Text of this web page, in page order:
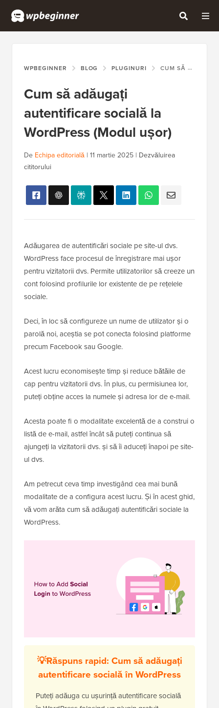
WPBEGINNER BLOG PLUGINURI CUM SĂ ADĂUGAȚI AUTENTIFICARE SOCIALĂ LA WORDPRESS (MODUL UȘOR)
Cum să adăugați
autentificare socială la
WordPress (Modul ușor)
De Echipa editorială | 11 martie 2025 | Dezvăluirea
cititorului
Adăugarea de autentificări sociale pe site-ul dvs.
WordPress face procesul de înregistrare mai ușor
pentru vizitatorii dvs. Permite utilizatorilor să creeze un
cont folosind profilurile lor existente de pe rețelele
sociale.
Deci, în loc să configureze un nume de utilizator și o
parolă noi, aceștia se pot conecta folosind platforme
precum Facebook sau Google.
Acest lucru economisește timp și reduce bătăile de
cap pentru vizitatorii dvs. În plus, cu permisiunea lor,
puteți obține acces la numele și adresa lor de e-mail.
Acesta poate fi o modalitate excelentă de a construi o
listă de e-mail, astfel încât să puteți continua să
ajungeți la vizitatorii dvs. și să îi aduceți înapoi pe site-
ul dvs.
Am petrecut ceva timp investigând cea mai bună
modalitate de a configura acest lucru. Și în acest ghid,
vă vom arăta cum să adăugați autentificări sociale la
WordPress.
💡Răspuns rapid: Cum să adăugați
autentificare socială în WordPress
Puteți adăuga cu ușurință autentificare socială